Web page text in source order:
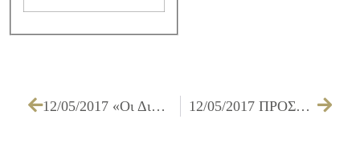
12/05/2017 «Οι Διαδρομές του φεγγαριού», μια μουσική πανδαισία στον Πύργο Βασιλίσσης στο Ίλιον 12/05/2017 ΠΡΟΣΚΛΗΣΗ ΤΩΝ ΜΕΛΩΝ ΤΗΣ ΟΙΚΟΝΟΜΙΚΗΣ ΕΠΙΤΡΟΠΗΣ ΓΙΑ ΤΗΝ 18/05/2017